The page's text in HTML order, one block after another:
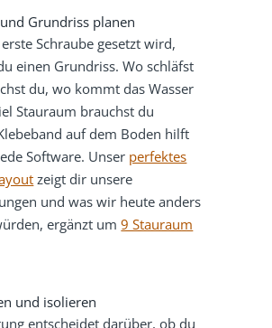
Grundriss planen
Schraube gesetzt wird,
einen Grundriss. Wo schläfst
du, wo kommt das Wasser
Stauraum brauchst du
auf dem Boden hilft
Software. Unser perfektes
zeigt dir unsere
und was wir heute anders
ergänzt um9 Stauraum
und isolieren
entscheidet darüber, ob du